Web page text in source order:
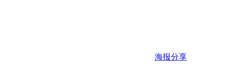
海报分享